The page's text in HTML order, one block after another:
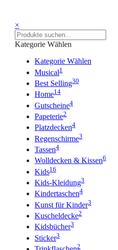
×
Kategorie Wählen
Kategorie Wählen
Musical1
Best Selling30
Home14
Gutscheine4
Papeterie2
Platzdecken4
Regenschirme3
Tassen4
Wolldecken & Kissen6
Kids16
Kids-Kleidung3
Kindertaschen4
Kunst für Kinder3
Kuscheldecke2
Kidsbücher3
Sticker3
2